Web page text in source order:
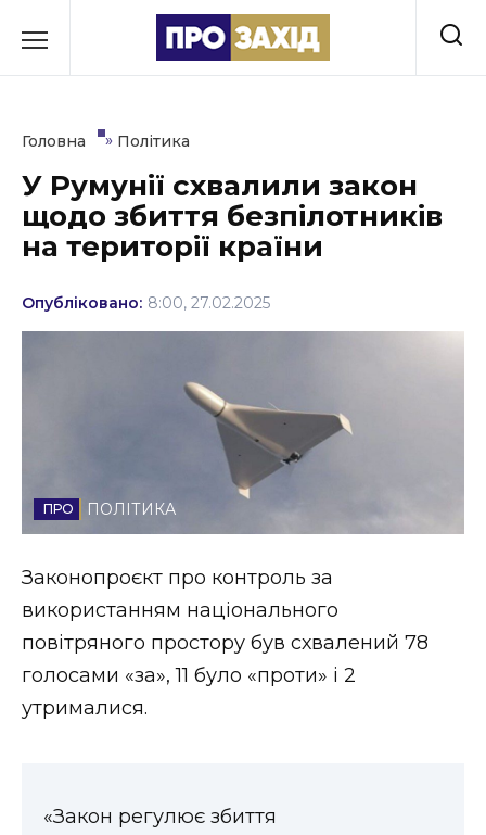
до
Культура
Освіта
Події
Стиль життя
Втрачений Ужгород (відеоверсія)
ЗАКАРПАТСЬКІ НОВИНИ
НОВИНИ ЗАХІДНОЇ УКРАЇНИ
Головна » Політика
У Румунії схвалили закон
щодо збиття безпілотників
на території країни
Опубліковано: 8:00, 27.02.2025
ПОЛІТИКА
Законопроєкт про контроль за
використанням національного
повітряного простору був схвалений 78
голосами «за», 11 було «проти» і 2
утрималися.
«Закон регулює збиття